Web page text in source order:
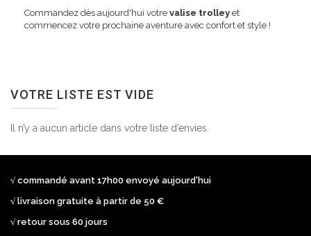
Commandez dès aujourd'hui votre valise trolley et
commencez votre prochaine aventure avec confort et style !
VOTRE LISTE EST VIDE
Il n’y a aucun article dans votre liste d’envies.
√ commandé avant 17h00 envoyé aujourd'hui
√ livraison gratuite à partir de 50 €
√ retour sous 60 jours